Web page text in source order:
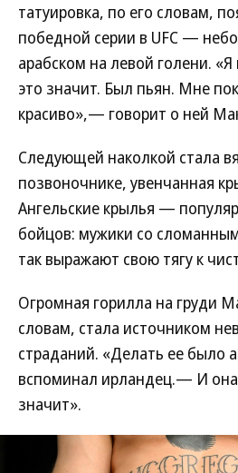
татуировка, по его словам,
победной серии в UFC —
арабском на левой голени.
это значит. Был пьян. Мне
красиво»,— говорит о ней
Следующей наколкой стала
позвоночнике, увенчанная
Ангельские крылья —
бойцов: мужики со
так выражают свою тягу к
Огромная горилла на груди
словам, стала источником
страданий. «Делать ее было
вспоминал ирландец.— И
значит».